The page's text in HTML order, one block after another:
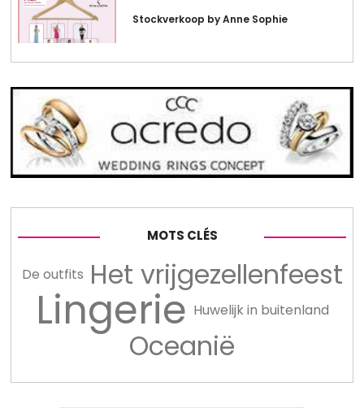
Stockverkoop by Anne Sophie
MOTS CLÉS
De outfits Het vrijgezellenfeest
Lingerie Huwelijk in buitenland
Oceanië